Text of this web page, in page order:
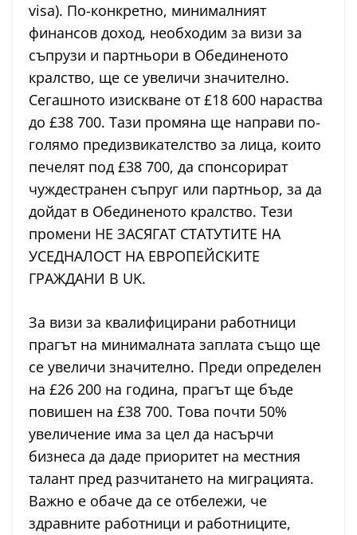
visa). По-конкретно, минималният
финансов доход, необходим за визи за
съпрузи и партньори в Обединеното
кралство, ще се увеличи значително.
Сегашното изискване от £18 600 нараства
до £38 700. Тази промяна ще направи по-
голямо предизвикателство за лица, които
печелят под £38 700, да спонсорират
чуждестранен съпруг или партньор, за да
дойдат в Обединеното кралство. Тези
промени НЕ ЗАСЯГАТ СТАТУТИТЕ НА
УСЕДНАЛОСТ НА ЕВРОПЕЙСКИТЕ
ГРАЖДАНИ В UK.
За визи за квалифицирани работници
прагът на минималната заплата също ще
се увеличи значително. Преди определен
на £26 200 на година, прагът ще бъде
повишен на £38 700. Това почти 50%
увеличение има за цел да насърчи
бизнеса да даде приоритет на местния
талант пред разчитането на миграцията.
Важно е обаче да се отбележи, че
здравните работници и работниците,